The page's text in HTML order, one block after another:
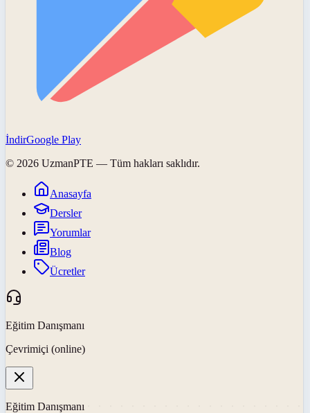
İndirGoogle Play
© 2026 UzmanPTE — Tüm hakları saklıdır.
Anasayfa
Dersler
Yorumlar
Blog
Ücretler
Eğitim Danışmanı
Çevrimiçi (online)
Eğitim Danışmanı